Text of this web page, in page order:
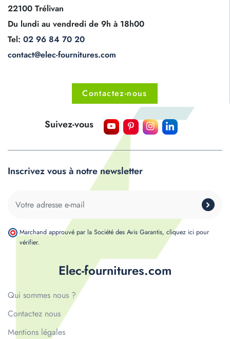
22100 Trélivan
Du lundi au vendredi de 9h à 18h00
Tel: 02 96 84 70 20
contact@elec-fournitures.com
Contactez-nous
Elec-fournitures.com
Qui sommes nous ?
Contactez nous
Mentions légales
Suivez-vous
Inscrivez vous à notre newsletter
Marchand approuvé par la Société des Avis Garantis, cliquez ici pour
vérifier.